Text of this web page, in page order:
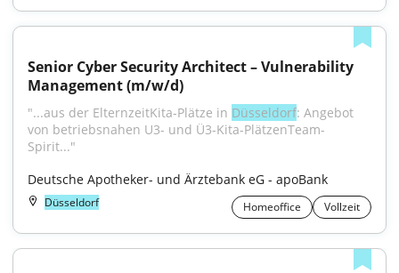
Senior Cyber Security Architect – Vulnerability
Management (m/w/d)
"...aus der ElternzeitKita-Plätze in Düsseldorf: Angebot
von betriebsnahen U3- und Ü3-Kita-PlätzenTeam-
Spirit..."
Deutsche Apotheker- und Ärztebank eG - apoBank
Düsseldorf Homeoffice Vollzeit